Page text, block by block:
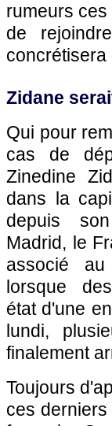
rumeurs
de
concrétisera
Zidane
Qui pour
cas de
Zinedine
dans la
depuis
Madrid, le
associé
lorsque
état d'une
lundi,
finalement
Toujours
ces